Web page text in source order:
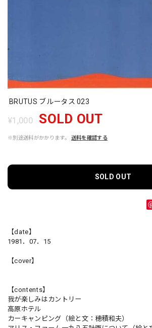
BRUTUS ブルータス 023
¥1,000 SOLD OUT
※別途送料がかかります。 送料を確認する
SOLD OUT
【date】
1981．07．15
【cover】
【contents】
我が楽しみはカントリー
高原ホテル
カーキャンピング（絵と文：穂積和夫）